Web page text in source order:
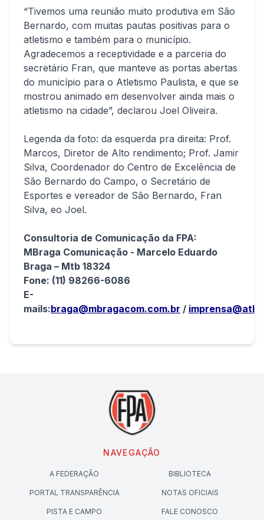
“Tivemos uma reunião muito produtiva em São
Bernardo, com muitas pautas positivas para o
atletismo e também para o município.
Agradecemos a receptividade e a parceria do
secretário Fran, que manteve as portas abertas
do município para o Atletismo Paulista, e que se
mostrou animado em desenvolver ainda mais o
atletismo na cidade”, declarou Joel Oliveira.
Legenda da foto: da esquerda pra direita: Prof.
Marcos, Diretor de Alto rendimento; Prof. Jamir
Silva, Coordenador do Centro de Excelência de
São Bernardo do Campo, o Secretário de
Esportes e vereador de São Bernardo, Fran
Silva, eo Joel.
Consultoria de Comunicação da FPA:
MBraga Comunicação - Marcelo Eduardo
Braga – Mtb 18324
Fone: (11) 98266-6086
E-
mails:braga@mbragacom.com.br /
NAVEGAÇÃO
A FEDERAÇÃO BIBLIOTECA
PORTAL TRANSPARÊNCIA NOTAS OFICIAIS
PISTA E CAMPO FALE CONOSCO